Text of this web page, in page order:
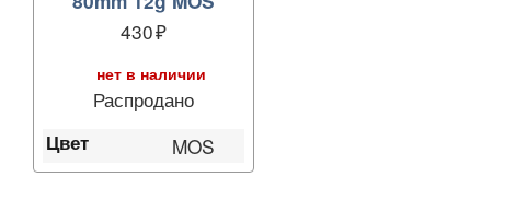
430
нет в наличии
Распродано
Цвет MOS